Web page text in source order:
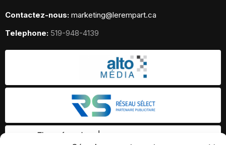
Contactez-nous: marketing@lerempart.ca
Telephone: 519-948-4139